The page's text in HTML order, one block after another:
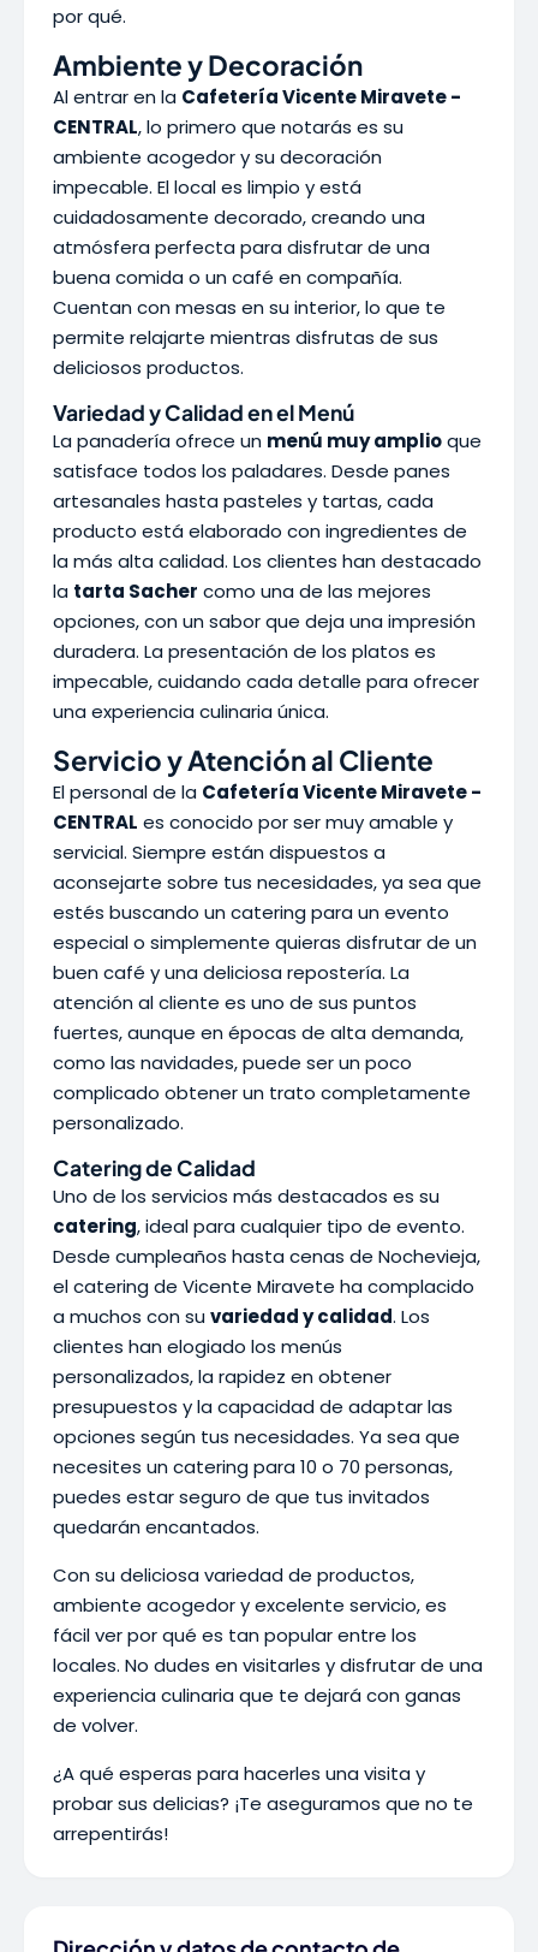
por qué.
Ambiente y Decoración
Al entrar en la Cafetería Vicente Miravete -
CENTRAL, lo primero que notarás es su
ambiente acogedor y su decoración
impecable. El local es limpio y está
cuidadosamente decorado, creando una
atmósfera perfecta para disfrutar de una
buena comida o un café en compañía.
Cuentan con mesas en su interior, lo que te
permite relajarte mientras disfrutas de sus
deliciosos productos.
Variedad y Calidad en el Menú
La panadería ofrece un menú muy amplioque
satisface todos los paladares. Desde panes
artesanales hasta pasteles y tartas, cada
producto está elaborado con ingredientes de
la más alta calidad. Los clientes han destacado
la tarta Sacher como una de las mejores
opciones, con un sabor que deja una impresión
duradera. La presentación de los platos es
impecable, cuidando cada detalle para ofrecer
una experiencia culinaria única.
Servicio y Atención al Cliente
El personal de la Cafetería Vicente Miravete -
CENTRAL es conocido por ser muy amable y
servicial. Siempre están dispuestos a
aconsejarte sobre tus necesidades, ya sea que
estés buscando un catering para un evento
especial o simplemente quieras disfrutar de un
buen café y una deliciosa repostería. La
atención al cliente es uno de sus puntos
fuertes, aunque en épocas de alta demanda,
como las navidades, puede ser un poco
complicado obtener un trato completamente
personalizado.
Catering de Calidad
Uno de los servicios más destacados es su
catering, ideal para cualquier tipo de evento.
Desde cumpleaños hasta cenas de Nochevieja,
el catering de Vicente Miravete ha complacido
a muchos con su variedad y calidad. Los
clientes han elogiado los menús
personalizados, la rapidez en obtener
presupuestos y la capacidad de adaptar las
opciones según tus necesidades. Ya sea que
necesites un catering para 10 o 70 personas,
puedes estar seguro de que tus invitados
quedarán encantados.
Con su deliciosa variedad de productos,
ambiente acogedor y excelente servicio, es
fácil ver por qué es tan popular entre los
locales. No dudes en visitarles y disfrutar de una
experiencia culinaria que te dejará con ganas
de volver.
¿A qué esperas para hacerles una visita y
probar sus delicias? ¡Te aseguramos que no te
arrepentirás!